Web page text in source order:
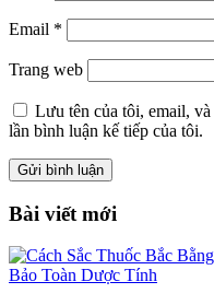
Email *
Trang web
Lưu tên của tôi, email,
lần bình luận kế tiếp của tôi.
Bài viết mới